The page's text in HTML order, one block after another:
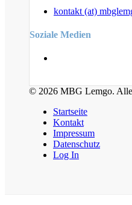
kontakt (at)
Soziale Medien
© 2026 MBG Lemgo. Alle
Startseite
Kontakt
Impressum
Datenschutz
Log In